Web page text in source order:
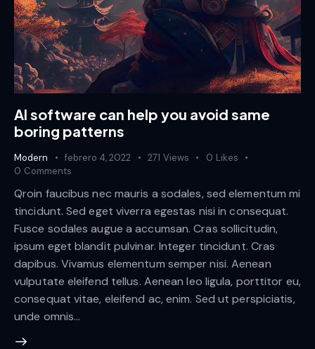
AI software can help you avoid same
boring patterns
Modern febrero 4, 2022 271 Views 0 Likes
0 Comments
Qroin faucibus nec mauris a sodales, sed elementum mi
tincidunt. Sed eget viverra egestas nisi in consequat.
Fusce sodales augue a accumsan. Cras sollicitudin,
ipsum eget blandit pulvinar. Integer tincidunt. Cras
dapibus. Vivamus elementum semper nisi. Aenean
vulputate eleifend tellus. Aenean leo ligula, porttitor eu,
consequat vitae, eleifend ac, enim. Sed ut perspiciatis,
unde omnis…